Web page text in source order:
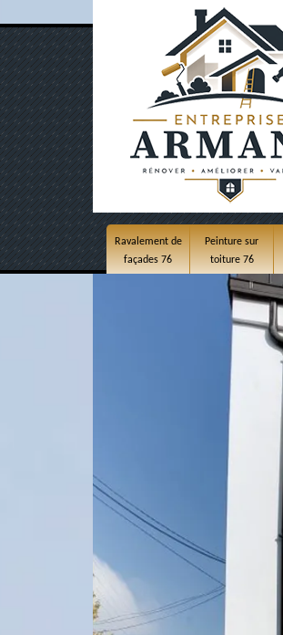
Ravalement de
façades 76
Peinture sur
toiture 76